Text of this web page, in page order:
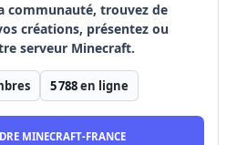
communauté, trouvez de
créations, présentez ou
serveur Minecraft.
5 788en ligne
MINECRAFT-FRANCE